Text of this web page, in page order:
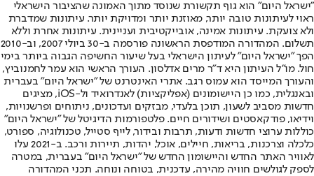
"ישראל היום" הוא גוף תקשורת שנוסד מתוך האמונה שהציבור הישראלי
ראוי לעיתונות טובה יותר, מאוזנת יותר ומדויקת יותר. עיתונות שמדברת
ולא צועקת. עיתונות אמינה, אובייקטיבית ועניינית. עיתונות אחרת וללא
תשלום. המהדורה המודפסת הראשונה פורסמה ב-30 ביולי 2007, וב-2010
הפך "ישראל היום" לעיתון הישראלי בעל שיעור החשיפה הגבוה ביותר בימי
חול. מו"ל העיתון היא ד"ר מרים אדלסון. העורך הראשי הוא עמר לחמנוביץ,
והעורך המייסד הוא עמוס רגב. אתרי האינטרנט של "ישראל היום" בעברית
ובאנגלית, כמו כן היישומונים (אפליקציות) לאנדרואיד ול-iOS, מציגים
חדשות מסביב לשעון, תוכן בלעדי, מבזקים ועדכונים, ניתוחים ופרשנויות,
וידיאו, פודקאסטים ושידורים חיים. פלטפורמות הדיגיטל של "ישראל היום"
כוללות ערוצי חדשות ודעות, תרבות ובידור, לייף סטייל, טכנולוגיה, ספורט,
כלכלה וצרכנות, בריאות, חיילים, אוכל, יהדות, תיירות ורכב. ב-2021 עלו
לאוויר האתר החדש והיישומון החדש של "ישראל היום" בעברית, במטרה
לספק לגולשים חוויה מהירה, עדכנית, בטוחה ונוחה. תכני המהדורה